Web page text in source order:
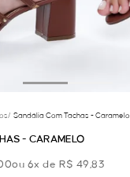
/ Sandália Com Tachas - Caramelo
- CARAMELO
ou 6x de R$ 49,83